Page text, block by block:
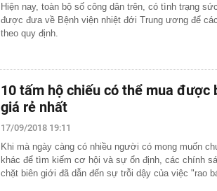
Hiện nay, toàn bộ số công dân trên, có tình trạng
được đưa về Bệnh viện nhiệt đới Trung ương để
theo quy định.
10 tấm hộ chiếu có thể mua được
giá rẻ nhất
17/09/2018 19:11
Khi mà ngày càng có nhiều người có mong muốn
khác để tìm kiếm cơ hội và sự ổn định, các chính
chặt biên giới đã dẫn đến sự trỗi dậy của việc "rao